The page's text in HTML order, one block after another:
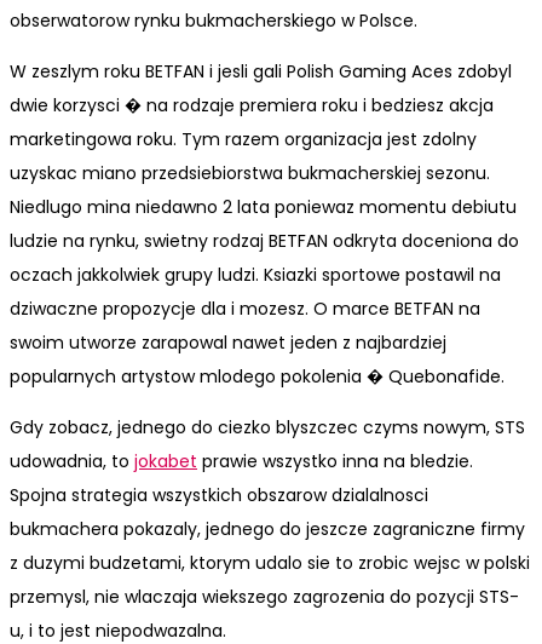
obserwatorow rynku bukmacherskiego w Polsce.
W zeszlym roku BETFAN i jesli gali Polish Gaming Aces zdobyl
dwie korzysci � na rodzaje premiera roku i bedziesz akcja
marketingowa roku. Tym razem organizacja jest zdolny
uzyskac miano przedsiebiorstwa bukmacherskiej sezonu.
Niedlugo mina niedawno 2 lata poniewaz momentu debiutu
ludzie na rynku, swietny rodzaj BETFAN odkryta doceniona do
oczach jakkolwiek grupy ludzi. Ksiazki sportowe postawil na
dziwaczne propozycje dla i mozesz. O marce BETFAN na
swoim utworze zarapowal nawet jeden z najbardziej
popularnych artystow mlodego pokolenia � Quebonafide.
Gdy zobacz, jednego do ciezko blyszczec czyms nowym, STS
udowadnia, to jokabet prawie wszystko inna na bledzie.
Spojna strategia wszystkich obszarow dzialalnosci
bukmachera pokazaly, jednego do jeszcze zagraniczne firmy
z duzymi budzetami, ktorym udalo sie to zrobic wejsc w polski
przemysl, nie wlaczaja wiekszego zagrozenia do pozycji STS-
u, i to jest niepodwazalna.